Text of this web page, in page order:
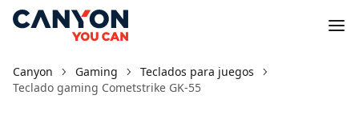
Canyon Gaming
Teclados para juegos
Teclado gaming Cometstrike GK-55